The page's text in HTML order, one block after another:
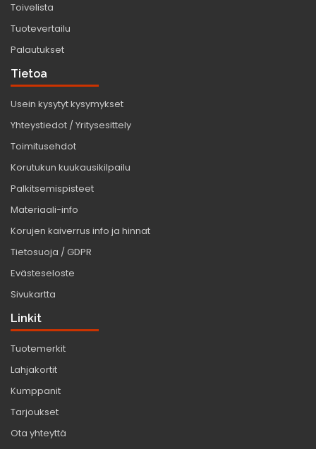
Toivelista
Tuotevertailu
Palautukset
Tietoa
Usein kysytyt kysymykset
Yhteystiedot / Yritysesittely
Toimitusehdot
Korutukun kuukausikilpailu
Palkitsemispisteet
Materiaali-info
Korujen kaiverrus info ja hinnat
Tietosuoja / GDPR
Evästeseloste
Sivukartta
Linkit
Tuotemerkit
Lahjakortit
Kumppanit
Tarjoukset
Ota yhteyttä